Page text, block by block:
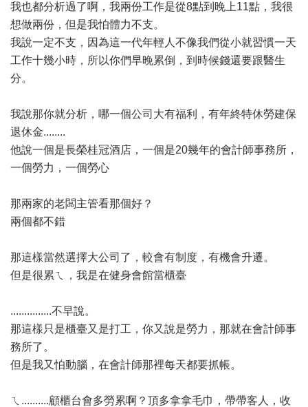
我也都分析過了啊，我兩份工作是從8點到晚上11點，我很
想做兩份，但是我怕體力不支。
我說一定不支，因為這一代年輕人不像我們從小就習慣一天
工作十幾小時，所以你們早晚累倒，到時候錢還要跟醫生
分。
我說那你就分析，哪一個公司大有福利，有年終特休勞建保
退休金........
他說一個是長榮桂冠酒店，一個是20幾年的會計師事務所，
一個勞力，一個勞心
那兩家的老闆主管看那個好？
兩個都不錯
那這樣當然選擇大公司了，較會有制度，有機會升遷。
但是很累ㄟ，我是在健身會館當櫃臺
...............不早說。
那這樣只是櫃臺又是打工，你又說是勞力，那就在會計師事
務所了。
但是我又怕動腦，在會計師那裡每天都要抓帳。
ㄟ..........顧櫃台會多勞累啊？頂多拿拿毛巾，帶帶客人，收